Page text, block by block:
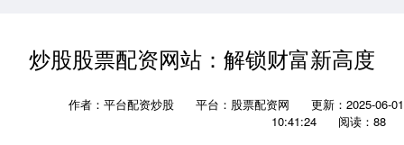
炒股股票配资网站：解锁财富新高度
作者：平台配资炒股 平台：股票配资网
更新：2025-06-01
10:41:24
阅读：88